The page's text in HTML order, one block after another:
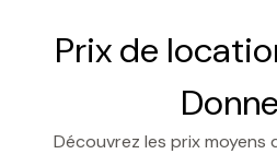
Prix de
Découvrez les prix moyens